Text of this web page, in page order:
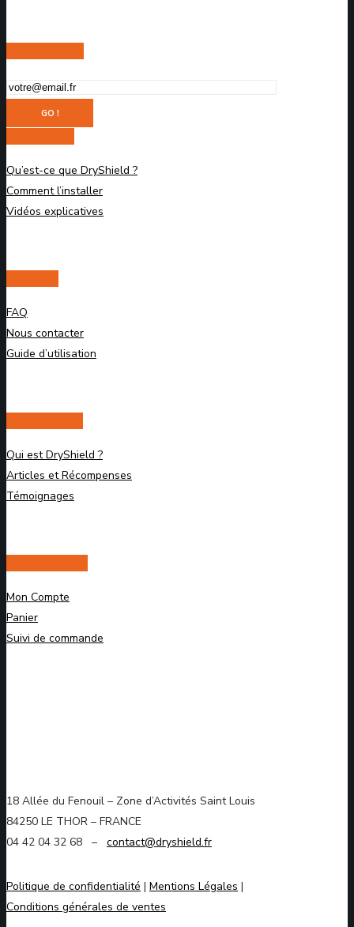
Qu’est-ce que DryShield ?
Comment l’installer
Vidéos explicatives
FAQ
Nous contacter
Guide d’utilisation
Qui est DryShield ?
Articles et Récompenses
Témoignages
Mon Compte
Panier
Suivi de commande
18 Allée du Fenouil – Zone d’Activités Saint Louis
84250 LE THOR – FRANCE
04 42 04 32 68 – contact@dryshield.fr
Politique de confidentialité | Mentions Légales |
Conditions générales de ventes